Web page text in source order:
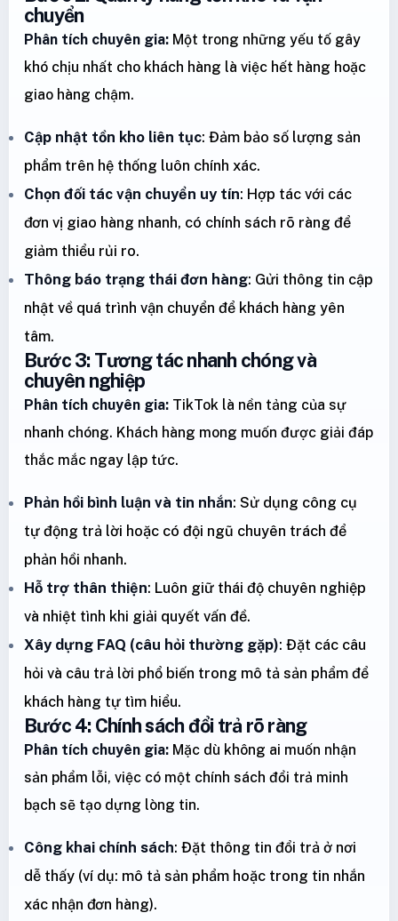
chuyển
Phân tích chuyên gia: Một trong những yếu tố gây
khó chịu nhất cho khách hàng là việc hết hàng hoặc
giao hàng chậm.
Cập nhật tồn kho liên tục: Đảm bảo số lượng sản
phẩm trên hệ thống luôn chính xác.
Chọn đối tác vận chuyển uy tín: Hợp tác với các
đơn vị giao hàng nhanh, có chính sách rõ ràng để
giảm thiểu rủi ro.
Thông báo trạng thái đơn hàng: Gửi thông tin cập
nhật về quá trình vận chuyển để khách hàng yên
tâm.
Bước 3: Tương tác nhanh chóng và
chuyên nghiệp
Phân tích chuyên gia: TikTok là nền tảng của sự
nhanh chóng. Khách hàng mong muốn được giải đáp
thắc mắc ngay lập tức.
Phản hồi bình luận và tin nhắn: Sử dụng công cụ
tự động trả lời hoặc có đội ngũ chuyên trách để
phản hồi nhanh.
Hỗ trợ thân thiện: Luôn giữ thái độ chuyên nghiệp
và nhiệt tình khi giải quyết vấn đề.
Xây dựng FAQ (câu hỏi thường gặp): Đặt các câu
hỏi và câu trả lời phổ biến trong mô tả sản phẩm để
khách hàng tự tìm hiểu.
Bước 4: Chính sách đổi trả rõ ràng
Phân tích chuyên gia: Mặc dù không ai muốn nhận
sản phẩm lỗi, việc có một chính sách đổi trả minh
bạch sẽ tạo dựng lòng tin.
Công khai chính sách: Đặt thông tin đổi trả ở nơi
dễ thấy (ví dụ: mô tả sản phẩm hoặc trong tin nhắn
xác nhận đơn hàng).